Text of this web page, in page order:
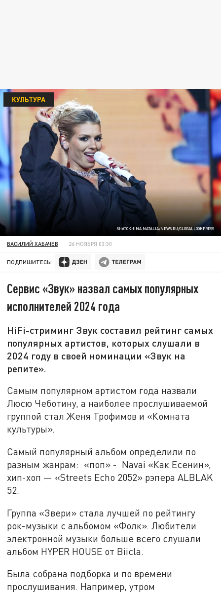
SHATOKHINA NATALIA/NEWS.RU/GLOBALLOOKPRESS
КУЛЬТУРА
ВАСИЛИЙ ХАБАЧЕВ 26 НОЯБРЯ 03:30
ПОДПИШИТЕСЬ:
Сервис «Звук» назвал самых популярных
исполнителей 2024 года
HiFi-стриминг Звук составил рейтинг самых
популярных артистов, которых слушали в
2024 году в своей номинации «Звук на
репите».
Самым популярном артистом года назвали
Люсю Чеботину, а наиболее прослушиваемой
группой стал Женя Трофимов и «Комната
культуры».
Самый популярный альбом определили по
разным жанрам: «поп» - Navai «Как Есенин»,
хип-хоп — «Streets Echo 2052» рэпера ALBLAK
52.
Группа «Звери» стала лучшей по рейтингу
рок-музыки с альбомом «Фолк». Любители
электронной музыки больше всего слушали
альбом HYPER HOUSE от Biicla.
Была собрана подборка и по времени
прослушивания. Например, утром